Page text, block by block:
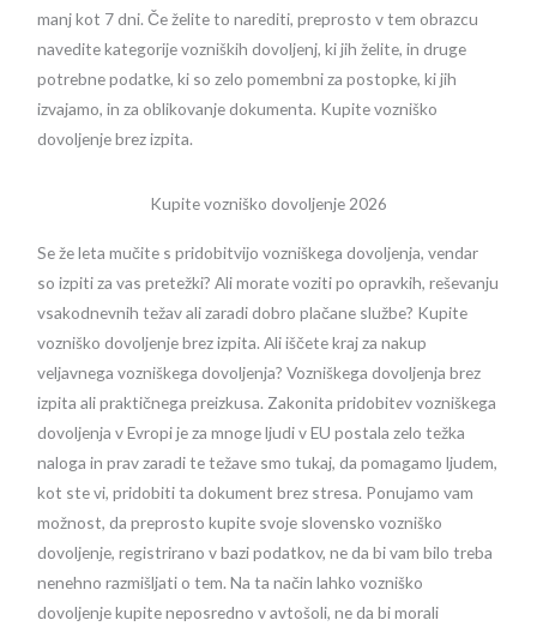
manj kot 7 dni. Če želite to narediti, preprosto v tem obrazcu
navedite kategorije vozniških dovoljenj, ki jih želite, in druge
potrebne podatke, ki so zelo pomembni za postopke, ki jih
izvajamo, in za oblikovanje dokumenta. Kupite vozniško
dovoljenje brez izpita.
Kupite vozniško dovoljenje 2026
Se že leta mučite s pridobitvijo vozniškega dovoljenja, vendar
so izpiti za vas pretežki? Ali morate voziti po opravkih, reševanju
vsakodnevnih težav ali zaradi dobro plačane službe? Kupite
vozniško dovoljenje brez izpita. Ali iščete kraj za nakup
veljavnega vozniškega dovoljenja? Vozniškega dovoljenja brez
izpita ali praktičnega preizkusa. Zakonita pridobitev vozniškega
dovoljenja v Evropi je za mnoge ljudi v EU postala zelo težka
naloga in prav zaradi te težave smo tukaj, da pomagamo ljudem,
kot ste vi, pridobiti ta dokument brez stresa. Ponujamo vam
možnost, da preprosto kupite svoje slovensko vozniško
dovoljenje, registrirano v bazi podatkov, ne da bi vam bilo treba
nenehno razmišljati o tem. Na ta način lahko vozniško
dovoljenje kupite neposredno v avtošoli, ne da bi morali